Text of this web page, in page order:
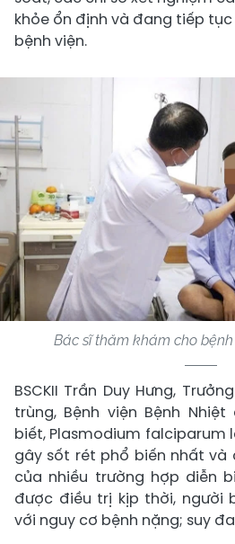
khỏe ổn định và đang tiếp
bệnh viện.
Bác sĩ thăm khám cho
​BSCKII Trần Duy Hưng,
trùng, Bệnh viện Bệnh
biết, Plasmodium falciparum
gây sốt rét phổ biến nhất và
của nhiều trường hợp diễn
được điều trị kịp thời, người
với nguy cơ bệnh nặng; suy